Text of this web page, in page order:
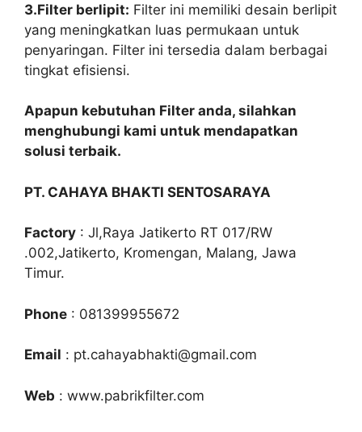
3.Filter berlipit: Filter ini memiliki desain berlipit
yang meningkatkan luas permukaan untuk
penyaringan. Filter ini tersedia dalam berbagai
tingkat efisiensi.
Apapun kebutuhan Filter anda, silahkan
menghubungi kami untuk mendapatkan
solusi terbaik.
PT. CAHAYA BHAKTI SENTOSARAYA
Factory : Jl,Raya Jatikerto RT 017/RW
.002,Jatikerto, Kromengan, Malang, Jawa
Timur.
Phone : 081399955672
Email : pt.cahayabhakti@gmail.com
Web : www.pabrikfilter.com